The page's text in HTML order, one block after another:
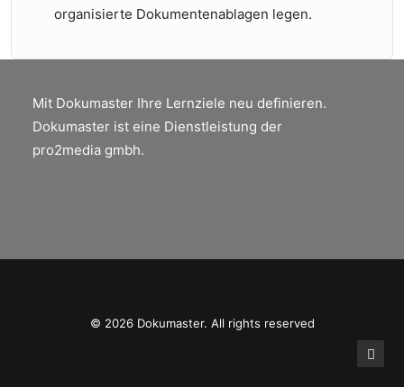
organisierte Dokumentenablagen legen.
Mit Dokumaster Ihre Lernziele neu definieren.
Dokumaster ist eine Dienstleistung der
pro2media gmbh.
© 2026 Dokumaster. All rights reserved